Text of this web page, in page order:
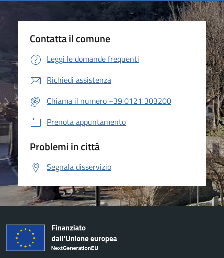
Contatta il comune
Leggi le domande frequenti
Richiedi assistenza
Chiama il numero +39 0121 303200
Prenota appuntamento
Problemi in città
Segnala disservizio